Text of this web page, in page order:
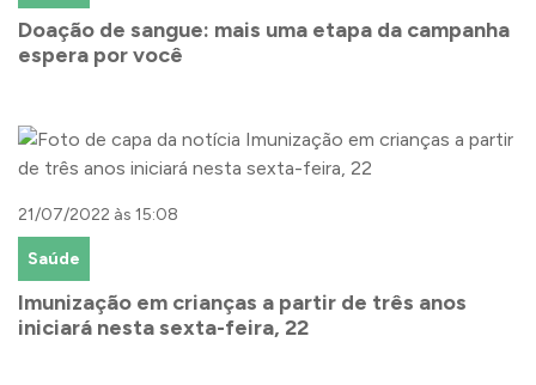
Doação de sangue: mais uma etapa da campanha
espera por você
21/07/2022 às 15:08
Saúde
Imunização em crianças a partir de três anos
iniciará nesta sexta-feira, 22